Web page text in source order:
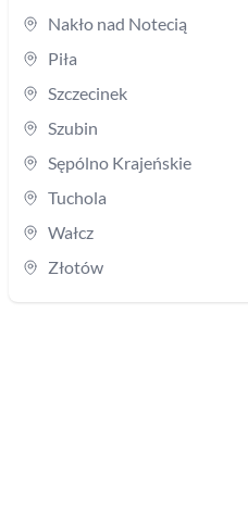
Nakło nad Notecią
Piła
Szczecinek
Szubin
Sępólno Krajeńskie
Tuchola
Wałcz
Złotów